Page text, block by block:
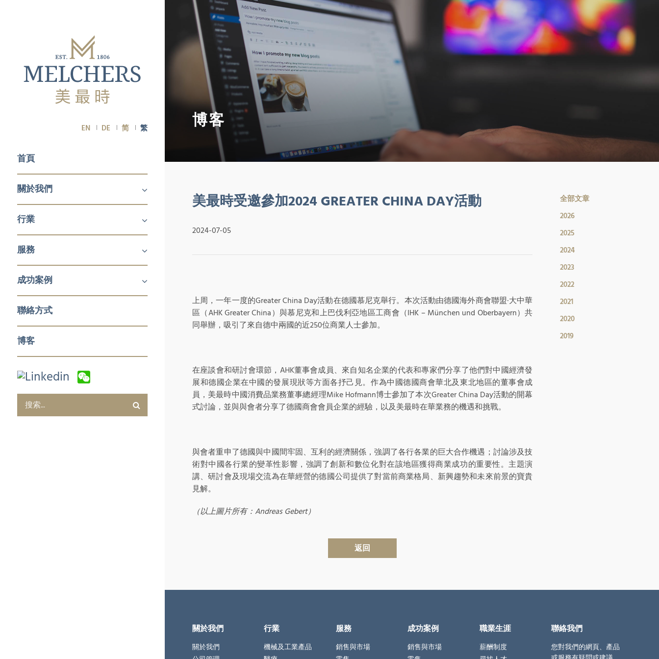
EN DE 简 繁
首頁
關於我們
關於我們
職業生涯
行業
機械及工業產品
鋁擠壓與加工
航空
建築產品
發電
化工與石化
食品技術
新能源
石油與天然氣
日化用品包裝
製藥
塑料和橡膠加工與實驗室設備
冬季運動
醫療
消費品
服務
企業對企業 (B2B)
企業對消費者 (B2C)
企業服務
成功案例
銷售與市場
零售與批發
電子商務及數字化營銷
售後服務及培訓
採購及質量管控
企業服務
聯絡方式
博客
博客
全部文章
2026
2025
2024
2023
2022
2021
2020
2019
美最時受邀參加2024 GREATER CHINA DAY活動
2024-07-05
上周，一年一度的Greater China Day活動在德國慕尼克舉行。本次活動由德國海外商會聯盟·大中華
區（AHK Greater China）與慕尼克和上巴伐利亞地區工商會（IHK – München und Oberbayern）共
同舉辦，吸引了來自德中兩國的近250位商業人士參加。
在座談會和研討會環節，AHK董事會成員、來自知名企業的代表和專家們分享了他們對中國經濟發
展和德國企業在中國的發展現狀等方面各抒己見。作為中國德國商會華北及東北地區的董事會成
員，美最時中國消費品業務董事總經理Mike Hofmann博士參加了本次Greater China Day活動的開幕
式討論，並與與會者分享了德國商會會員企業的經驗，以及美最時在華業務的機遇和挑戰。
與會者重申了德國與中國間牢固、互利的經濟關係，強調了各行各業的巨大合作機遇；討論涉及技
術對中國各行業的變革性影響，強調了創新和數位化對在該地區獲得商業成功的重要性。主題演
講、研討會及現場交流為在華經營的德國公司提供了對當前商業格局、新興趨勢和未來前景的寶貴
見解。
（以上圖片所有：Andreas Gebert）
返回
關於我們
關於我們
行業
機械及工業產品
服務
銷售與市場
成功案例
銷售與市場
職業生涯
薪酬制度
聯絡我們
您對我們的網頁、產品